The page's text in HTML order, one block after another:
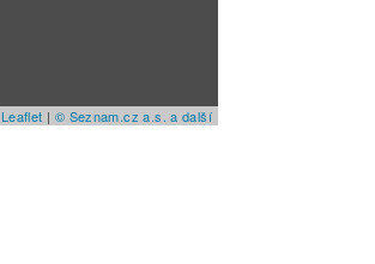
Leaflet | © Seznam.cz a.s. a další